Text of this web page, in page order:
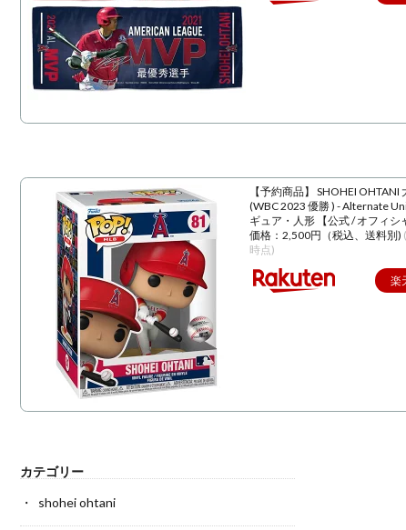
【予約商品】 SHOHEI OHTANI
(WBC 2023 優勝 ) - Alternate
ギュア・人形 【公式 / オフィシ
価格：2,500円（税込、送料別)
時点)
楽
カテゴリー
shohei ohtani